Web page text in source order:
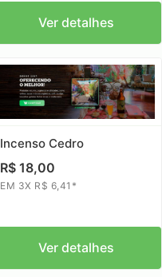
Ver detalhes
Incenso Cedro
R$ 18,00
EM 3X R$ 6,41*
Ver detalhes